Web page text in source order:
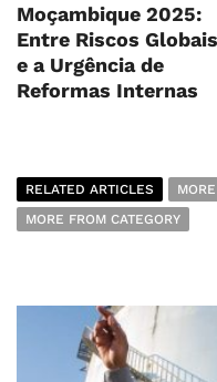
Moçambique 2025:
Entre Riscos Globais
e a Urgência de
Reformas Internas
RELATED ARTICLES
MORE FROM CATEGORY